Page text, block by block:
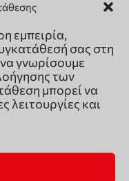
εμπειρία,
σας στη
γνωρίσουμε
των
μπορεί να
λειτουργίες και